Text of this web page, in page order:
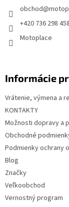
obchod@
+420 736 298 458
Motoplace
Informácie
Vrátenie, výmena a
KONTAKTY
Možnosti dopravy a
Obchodné
Podmienky ochrany
Blog
Značky
Veľkoobchod
Vernostný program